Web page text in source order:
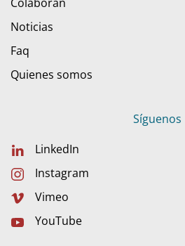
Noticias
Faq
Quienes somos
Síguenos
LinkedIn
Instagram
Vimeo
YouTube